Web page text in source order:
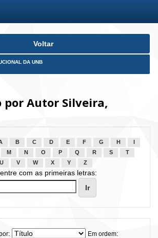
Voltar
DA UNB
por Autor Silveira,
B C D E F G H
M N O P Q R S
T
U
V W X Y Z
com as primeiras letras:
Em ordem: